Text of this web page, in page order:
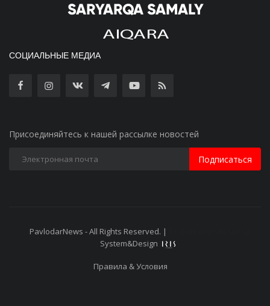
СОЦИАЛЬНЫЕ МЕДИА
Присоединяйтесь к нашей рассылке новостей
Подписаться
PavlodarNews - All Rights Reserved. |
System&Design
Правила & Условия